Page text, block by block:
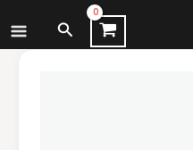
البحث